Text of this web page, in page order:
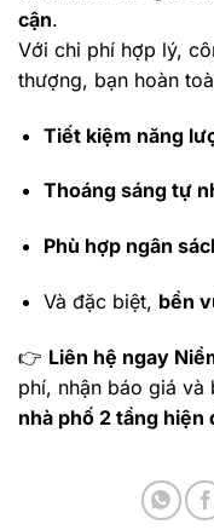
cận.
Với chi phí hợp lý,
thượng, bạn hoàn
Tiết kiệm năng
Thoáng sáng tự
Phù hợp ngân
Và đặc biệt, bền
👉 Liên hệ ngay
phí, nhận báo giá và
nhà phố 2 tầng hiện